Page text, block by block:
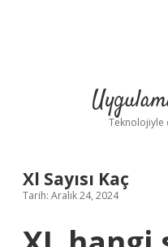
Teknolojiyle
Xl Sayısı Kaç
Tarih: Aralık 24, 2024